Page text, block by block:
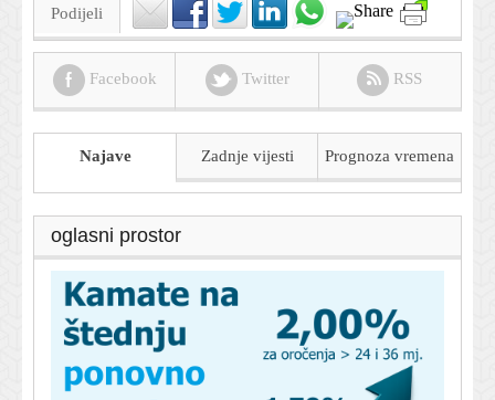
Podijeli
Facebook Twitter RSS
Najave Zadnje vijesti Prognoza vremena
oglasni prostor